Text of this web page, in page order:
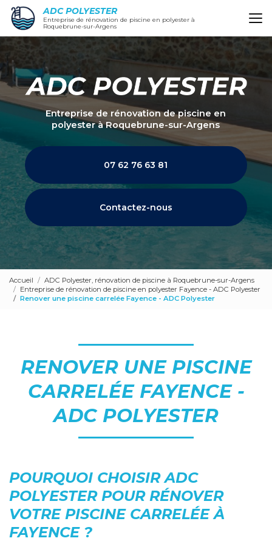
Aller
contenu
principal
ADC POLYESTER
Entreprise de rénovation de piscine en polyester à
Roquebrune-sur-Argens
Entreprise de rénovation de piscine en
polyesterà Roquebrune-sur-Argens
07 62 76 63 81
Contactez-nous
Accueil
ADC Polyester, rénovation de piscine à Roquebrune-sur-Argens
Entreprise de rénovation de piscine en polyester Fayence - ADC Polyester
Renover une piscine carrelée Fayence - ADC Polyester
RENOVER UNE PISCINE
CARRELÉE FAYENCE -
ADC POLYESTER
POURQUOI CHOISIR ADC
POLYESTER POUR RÉNOVER
VOTRE PISCINE CARRELÉE À
FAYENCE ?